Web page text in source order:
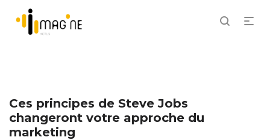
Ces principes de Steve Jobs
changeront votre approche du
marketing